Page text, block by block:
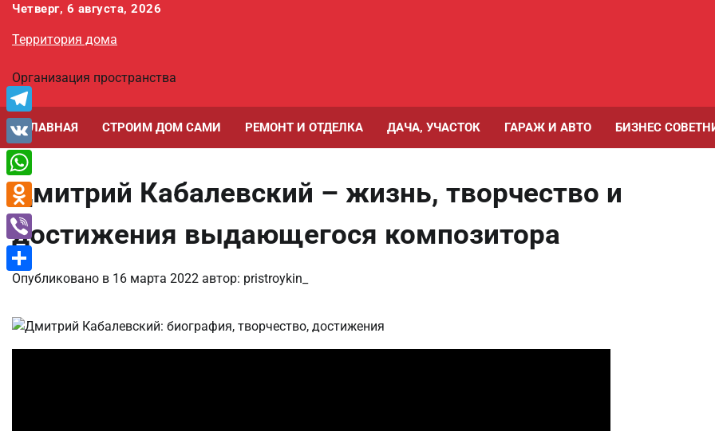
Перейти
содержимому
Четверг, 6 августа, 2026
Территория дома
Организация пространства
ГЛАВНАЯ СТРОИМ ДОМ САМИ РЕМОНТ И ОТДЕЛКА ДАЧА, УЧАСТОК ГАРАЖ И АВТО БИЗНЕС
Дмитрий Кабалевский – жизнь, творчество и
достижения выдающегося композитора
Опубликовано в 16 марта 2022 автор: pristroykin_
Telegram
VK
WhatsApp
Odnoklassniki
Viber
Отправить